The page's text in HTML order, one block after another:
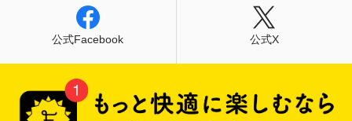
公式Facebook 公式X